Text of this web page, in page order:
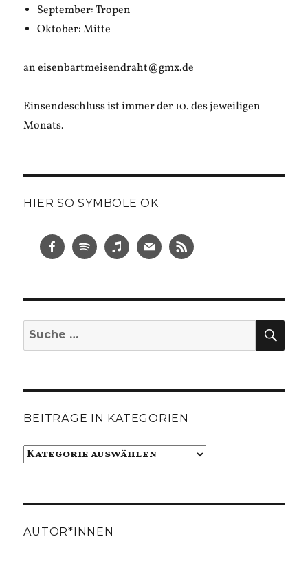
September: Tropen
Oktober: Mitte
an eisenbartmeisendraht@gmx.de
Einsendeschluss ist immer der 10. des jeweiligen
Monats.
HIER SO SYMBOLE OK
Suche
nach:
BEITRÄGE IN KATEGORIEN
Beiträge
AUTOR*INNEN